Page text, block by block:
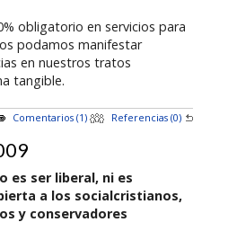
obligatorio en servicios para
podamos manifestar
en nuestros tratos
tangible.
Comentarios (1) Referencias (0)
es ser liberal, ni es
a los socialcristianos,
y conservadores